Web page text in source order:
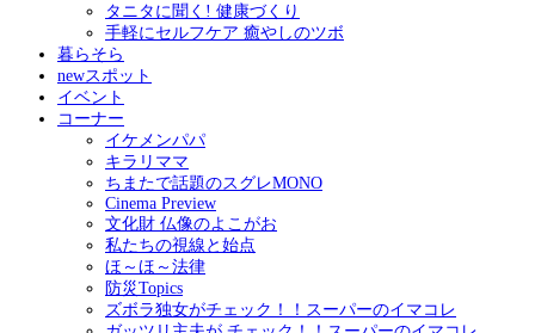
タニタに聞く! 健康づくり
手軽にセルフケア 癒やしのツボ
暮らそら
newスポット
イベント
コーナー
イケメンパパ
キラリママ
ちまたで話題のスグレMONO
Cinema Preview
文化財 仏像のよこがお
私たちの視線と始点
ほ～ほ～法律
防災Topics
ズボラ独女がチェック！！スーパーのイマコレ